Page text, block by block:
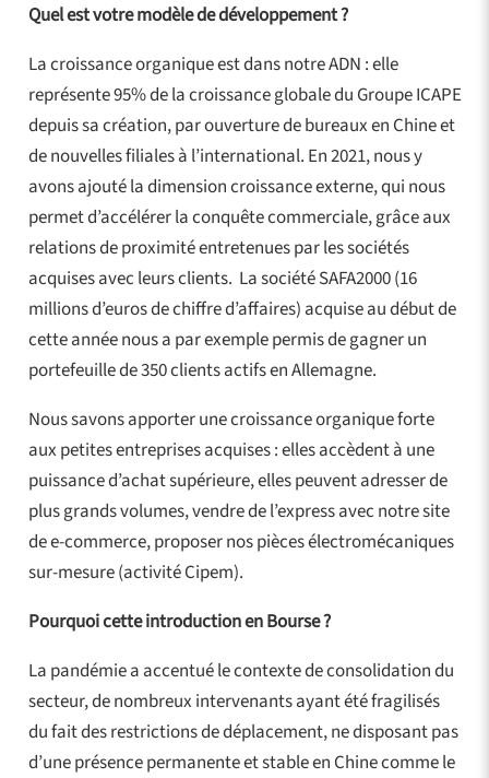
Quel est votre modèle de développement ?
La croissance organique est dans notre ADN : elle
représente 95% de la croissance globale du Groupe ICAPE
depuis sa création, par ouverture de bureaux en Chine et
de nouvelles filiales à l’international. En 2021, nous y
avons ajouté la dimension croissance externe, qui nous
permet d’accélérer la conquête commerciale, grâce aux
relations de proximité entretenues par les sociétés
acquises avec leurs clients. La société SAFA2000 (16
millions d’euros de chiffre d’affaires) acquise au début de
cette année nous a par exemple permis de gagner un
portefeuille de 350 clients actifs en Allemagne.
Nous savons apporter une croissance organique forte
aux petites entreprises acquises : elles accèdent à une
puissance d’achat supérieure, elles peuvent adresser de
plus grands volumes, vendre de l’express avec notre site
de e-commerce, proposer nos pièces électromécaniques
sur-mesure (activité Cipem).
Pourquoi cette introduction en Bourse ?
La pandémie a accentué le contexte de consolidation du
secteur, de nombreux intervenants ayant été fragilisés
du fait des restrictions de déplacement, ne disposant pas
d’une présence permanente et stable en Chine comme le